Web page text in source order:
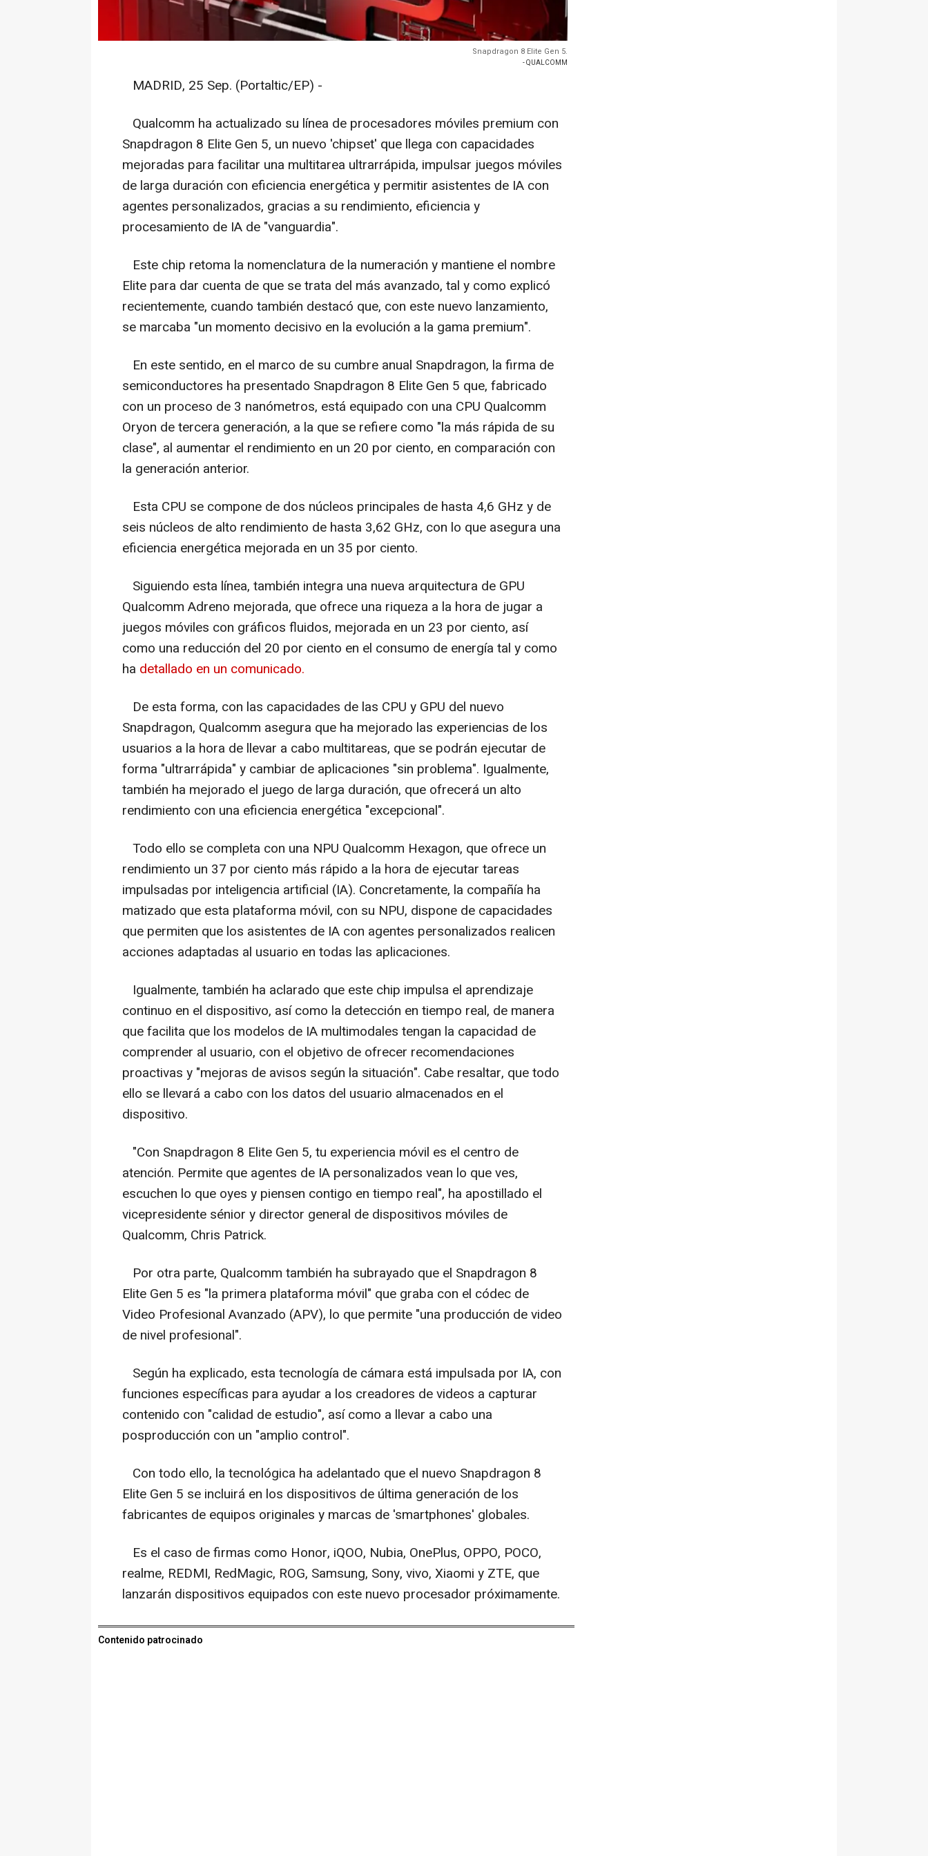
Snapdragon 8 Elite Gen 5.
- QUALCOMM
MADRID, 25 Sep. (Portaltic/EP) -
Qualcomm ha actualizado su línea de procesadores móviles premium con
Snapdragon 8 Elite Gen 5, un nuevo 'chipset' que llega con capacidades
mejoradas para facilitar una multitarea ultrarrápida, impulsar juegos móviles
de larga duración con eficiencia energética y permitir asistentes de IA con
agentes personalizados, gracias a su rendimiento, eficiencia y
procesamiento de IA de "vanguardia".
Este chip retoma la nomenclatura de la numeración y mantiene el nombre
Elite para dar cuenta de que se trata del más avanzado, tal y como explicó
recientemente, cuando también destacó que, con este nuevo lanzamiento,
se marcaba "un momento decisivo en la evolución a la gama premium".
En este sentido, en el marco de su cumbre anual Snapdragon, la firma de
semiconductores ha presentado Snapdragon 8 Elite Gen 5 que, fabricado
con un proceso de 3 nanómetros, está equipado con una CPU Qualcomm
Oryon de tercera generación, a la que se refiere como "la más rápida de su
clase", al aumentar el rendimiento en un 20 por ciento, en comparación con
la generación anterior.
Esta CPU se compone de dos núcleos principales de hasta 4,6 GHz y de
seis núcleos de alto rendimiento de hasta 3,62 GHz, con lo que asegura una
eficiencia energética mejorada en un 35 por ciento.
Siguiendo esta línea, también integra una nueva arquitectura de GPU
Qualcomm Adreno mejorada, que ofrece una riqueza a la hora de jugar a
juegos móviles con gráficos fluidos, mejorada en un 23 por ciento, así
como una reducción del 20 por ciento en el consumo de energía tal y como
ha detallado en un comunicado.
De esta forma, con las capacidades de las CPU y GPU del nuevo
Snapdragon, Qualcomm asegura que ha mejorado las experiencias de los
usuarios a la hora de llevar a cabo multitareas, que se podrán ejecutar de
forma "ultrarrápida" y cambiar de aplicaciones "sin problema". Igualmente,
también ha mejorado el juego de larga duración, que ofrecerá un alto
rendimiento con una eficiencia energética "excepcional".
Todo ello se completa con una NPU Qualcomm Hexagon, que ofrece un
rendimiento un 37 por ciento más rápido a la hora de ejecutar tareas
impulsadas por inteligencia artificial (IA). Concretamente, la compañía ha
matizado que esta plataforma móvil, con su NPU, dispone de capacidades
que permiten que los asistentes de IA con agentes personalizados realicen
acciones adaptadas al usuario en todas las aplicaciones.
Igualmente, también ha aclarado que este chip impulsa el aprendizaje
continuo en el dispositivo, así como la detección en tiempo real, de manera
que facilita que los modelos de IA multimodales tengan la capacidad de
comprender al usuario, con el objetivo de ofrecer recomendaciones
proactivas y "mejoras de avisos según la situación". Cabe resaltar, que todo
ello se llevará a cabo con los datos del usuario almacenados en el
dispositivo.
"Con Snapdragon 8 Elite Gen 5, tu experiencia móvil es el centro de
atención. Permite que agentes de IA personalizados vean lo que ves,
escuchen lo que oyes y piensen contigo en tiempo real", ha apostillado el
vicepresidente sénior y director general de dispositivos móviles de
Qualcomm, Chris Patrick.
Por otra parte, Qualcomm también ha subrayado que el Snapdragon 8
Elite Gen 5 es "la primera plataforma móvil" que graba con el códec de
Video Profesional Avanzado (APV), lo que permite "una producción de video
de nivel profesional".
Según ha explicado, esta tecnología de cámara está impulsada por IA, con
funciones específicas para ayudar a los creadores de videos a capturar
contenido con "calidad de estudio", así como a llevar a cabo una
posproducción con un "amplio control".
Con todo ello, la tecnológica ha adelantado que el nuevo Snapdragon 8
Elite Gen 5 se incluirá en los dispositivos de última generación de los
fabricantes de equipos originales y marcas de 'smartphones' globales.
Es el caso de firmas como Honor, iQOO, Nubia, OnePlus, OPPO, POCO,
realme, REDMI, RedMagic, ROG, Samsung, Sony, vivo, Xiaomi y ZTE, que
lanzarán dispositivos equipados con este nuevo procesador próximamente.
Contenido patrocinado